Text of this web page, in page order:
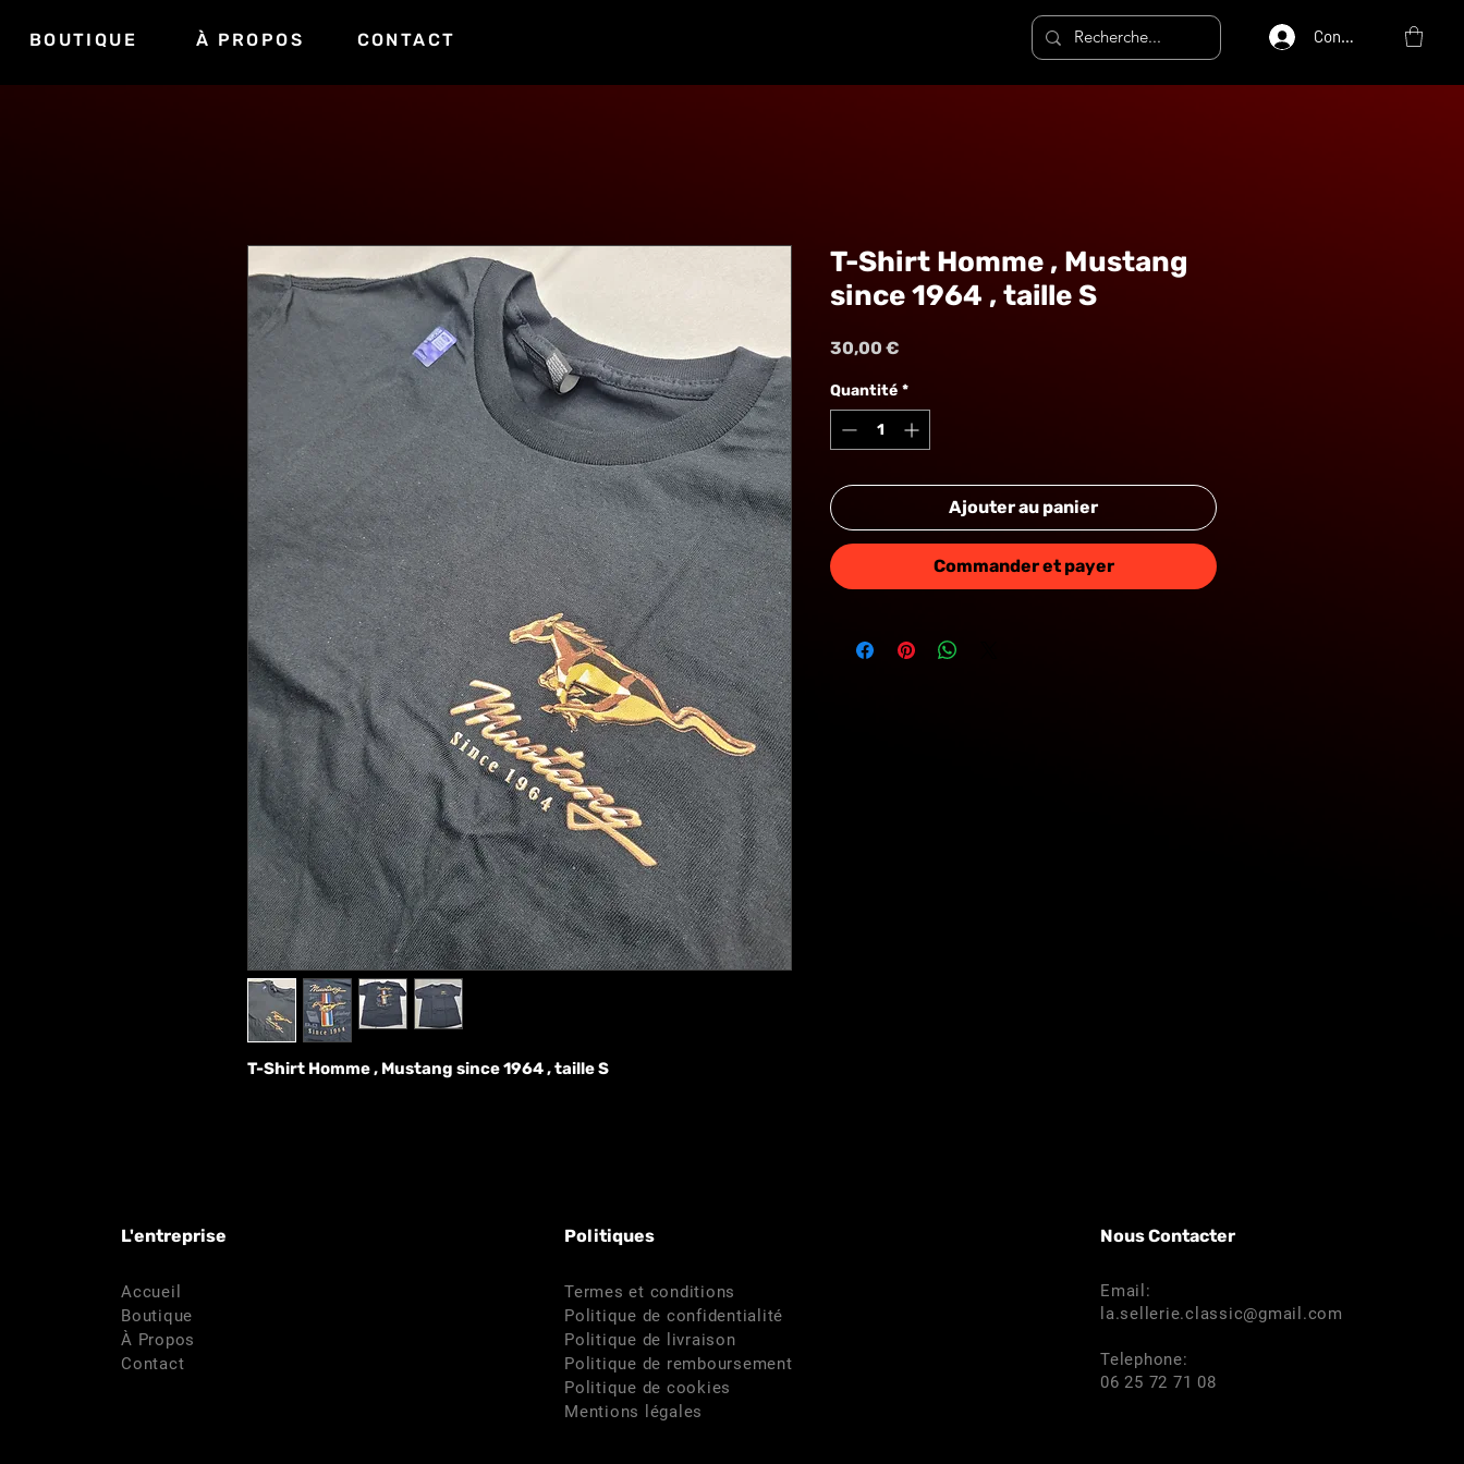
BOUTIQUE À PROPOS CONTACT Connexion
T-Shirt Homme , Mustang since 1964 , taille S
T-Shirt Homme , Mustang
since 1964 , taille S
30,00 €
Quantité *
Ajouter au panier
Commander et payer
L'entreprise
Accueil
Boutique
À Propos
Contact
Politiques
Termes et conditions
Politique de confidentialité
Politique de livraison
Politique de remboursement
Politique de cookies
Mentions légales
Nous Contacter
Email:
la.sellerie.classic@gmail.com
Telephone:
06 25 72 71 08